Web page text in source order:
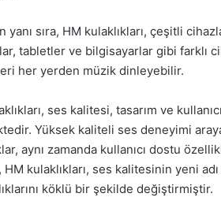
yanı sıra, HM kulaklıkları, çeşitli
tabletler ve bilgisayarlar gibi farklı
her yerden müzik dinleyebilir.
ses kalitesi, tasarım ve
Yüksek kaliteli ses deneyimi
aynı zamanda kullanıcı dostu
kulaklıkları, ses kalitesinin yeni
köklü bir şekilde değiştirmiştir.